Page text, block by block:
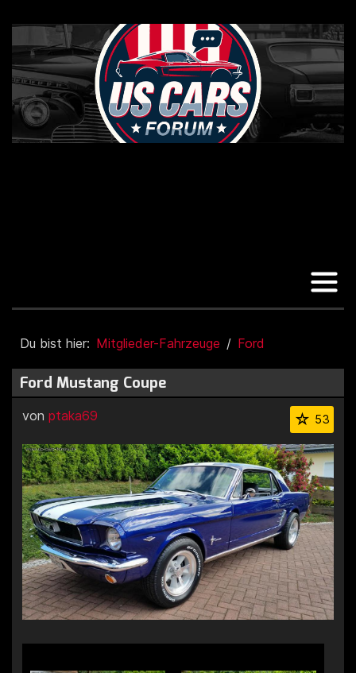
Du bist hier: Mitglieder-Fahrzeuge Ford
Ford Mustang Coupe
53
von ptaka69